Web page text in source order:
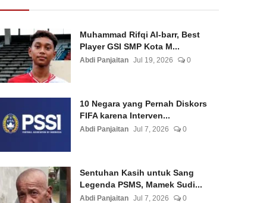
Muhammad Rifqi Al-barr, Best
Player GSI SMP Kota M...
Abdi Panjaitan Jul 19, 2026 0
10 Negara yang Pernah Diskors
FIFA karena Interven...
Abdi Panjaitan Jul 7, 2026 0
Sentuhan Kasih untuk Sang
Legenda PSMS, Mamek Sudi...
Abdi Panjaitan Jul 7, 2026 0